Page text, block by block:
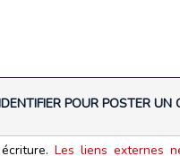
POUR POSTER UN
Les liens externes